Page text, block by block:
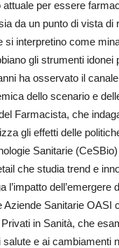
per essere
da un punto di vista
si interpretino come
gli strumenti idonei
ha osservato il
dello scenario e
Farmacista, che
gli effetti delle
Sanitarie
che studia trend e
l’impatto
Aziende Sanitarie OASI
in Sanità, che
salute e ai